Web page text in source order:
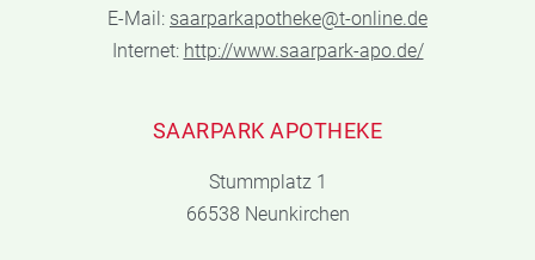
E-Mail: saarparkapotheke@t-online.de
Internet: http://www.saarpark-apo.de/
SAARPARK APOTHEKE
Stummplatz 1
66538 Neunkirchen